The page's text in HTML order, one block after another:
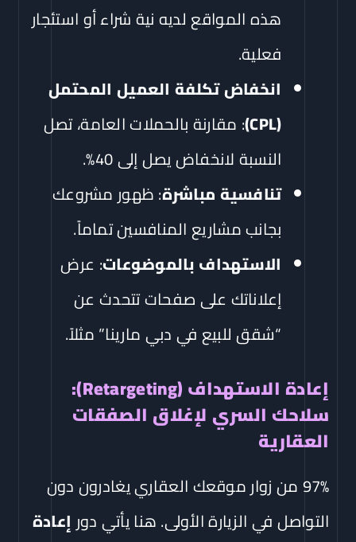
هذه المواقع لديه نية شراء أو استئجار
فعلية.
انخفاض تكلفة العميل المحتمل
(CPL)
: مقارنة بالحملات العامة، تصل
النسبة لانخفاض يصل إلى 40%.
تنافسية مباشرة: ظهور مشروعك
بجانب مشاريع المنافسين تماماً.
الاستهداف بالموضوعات: عرض
إعلاناتك على صفحات تتحدث عن
“شقق للبيع في دبي مارينا” مثلاً.
إعادة الاستهداف (Retargeting):
سلاحك السري لإغلاق الصفقات
العقارية
97% من زوار موقعك العقاري يغادرون دون
التواصل في الزيارة الأولى. هنا يأتي دورإعادة